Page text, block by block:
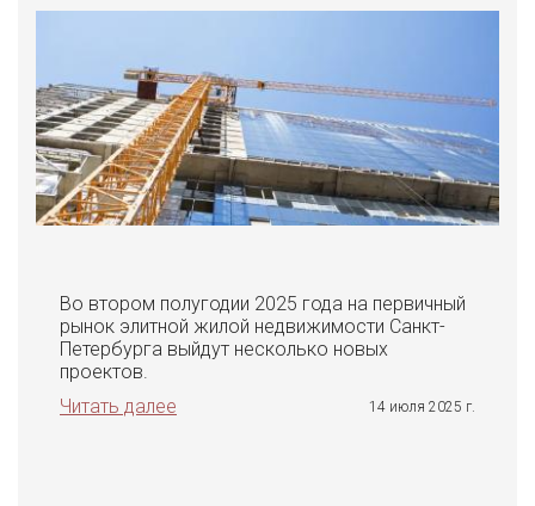
Во втором полугодии 2025 года на первичный
рынок элитной жилой недвижимости Санкт-
Петербурга выйдут несколько новых
проектов.
Читать далее
14 июля 2025 г.